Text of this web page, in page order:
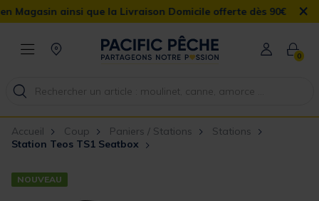
ainsi que la Livraison Domicile offerte dès 90€ ×
0
Accueil Coup Paniers / Stations
Stations
Station Teos TS1 Seatbox
NOUVEAU